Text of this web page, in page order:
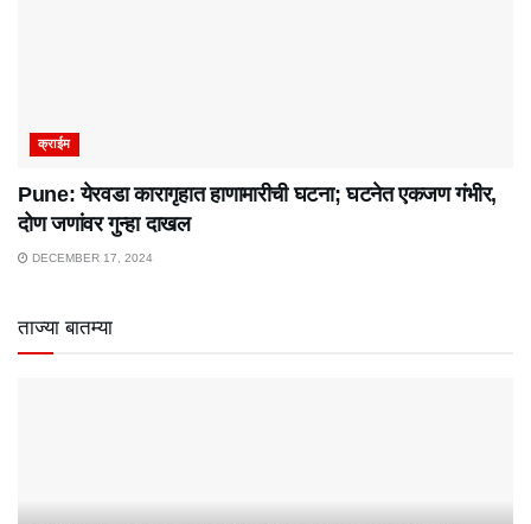
क्राईम
Pune: येरवडा कारागृहात हाणामारीची घटना; घटनेत एकजण गंभीर,
दोण जणांवर गुन्हा दाखल
DECEMBER 17, 2024
ताज्या बातम्या